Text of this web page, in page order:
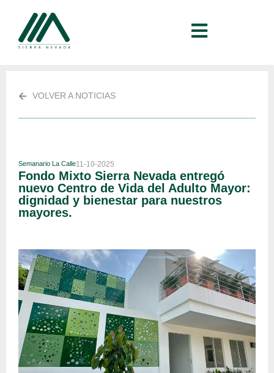
VOLVER A NOTICIAS
Semanario La Calle11-10-2025
Fondo Mixto Sierra Nevada entregó
nuevo Centro de Vida del Adulto Mayor:
dignidad y bienestar para nuestros
mayores.